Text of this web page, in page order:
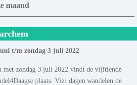
maand
t/m zondag 3 juli 2022
met zondag 3 juli 2022 vindt de vijftiende
plaats. Vier dagen wandelen de